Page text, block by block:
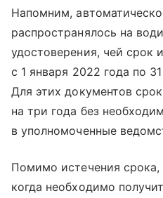
Напомним,
распространялось на
удостоверения, чей срок
с 1 января 2022 года по
Для этих документов
на три года без
в уполномоченные
Помимо истечения срока,
когда необходимо